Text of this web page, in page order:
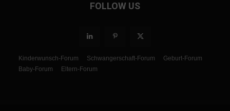
FOLLOW US
Kinderwunsch-Forum Schwangerschaft-Forum
Geburt-Forum
Baby-Forum
Eltern-Forum